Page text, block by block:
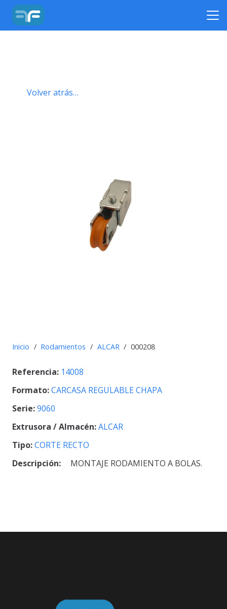
Volver atrás…
Inicio / Rodamientos / ALCAR / 000208
Referencia: 14008
Formato:CARCASA REGULABLE CHAPA
Serie:9060
Extrusora / Almacén:ALCAR
Tipo:CORTE RECTO
Descripción:
MONTAJE RODAMIENTO A BOLAS.